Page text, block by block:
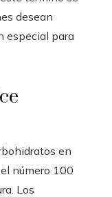
desean
especial para
en
número 100
Los